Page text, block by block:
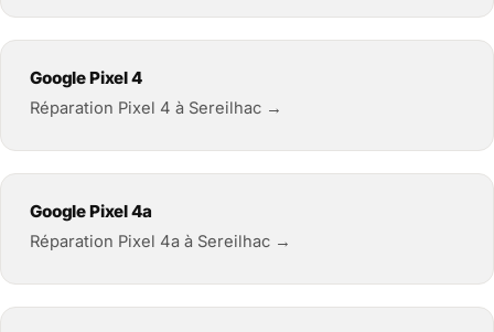
Google Pixel 4
Réparation Pixel 4 à Sereilhac →
Google Pixel 4a
Réparation Pixel 4a à Sereilhac →